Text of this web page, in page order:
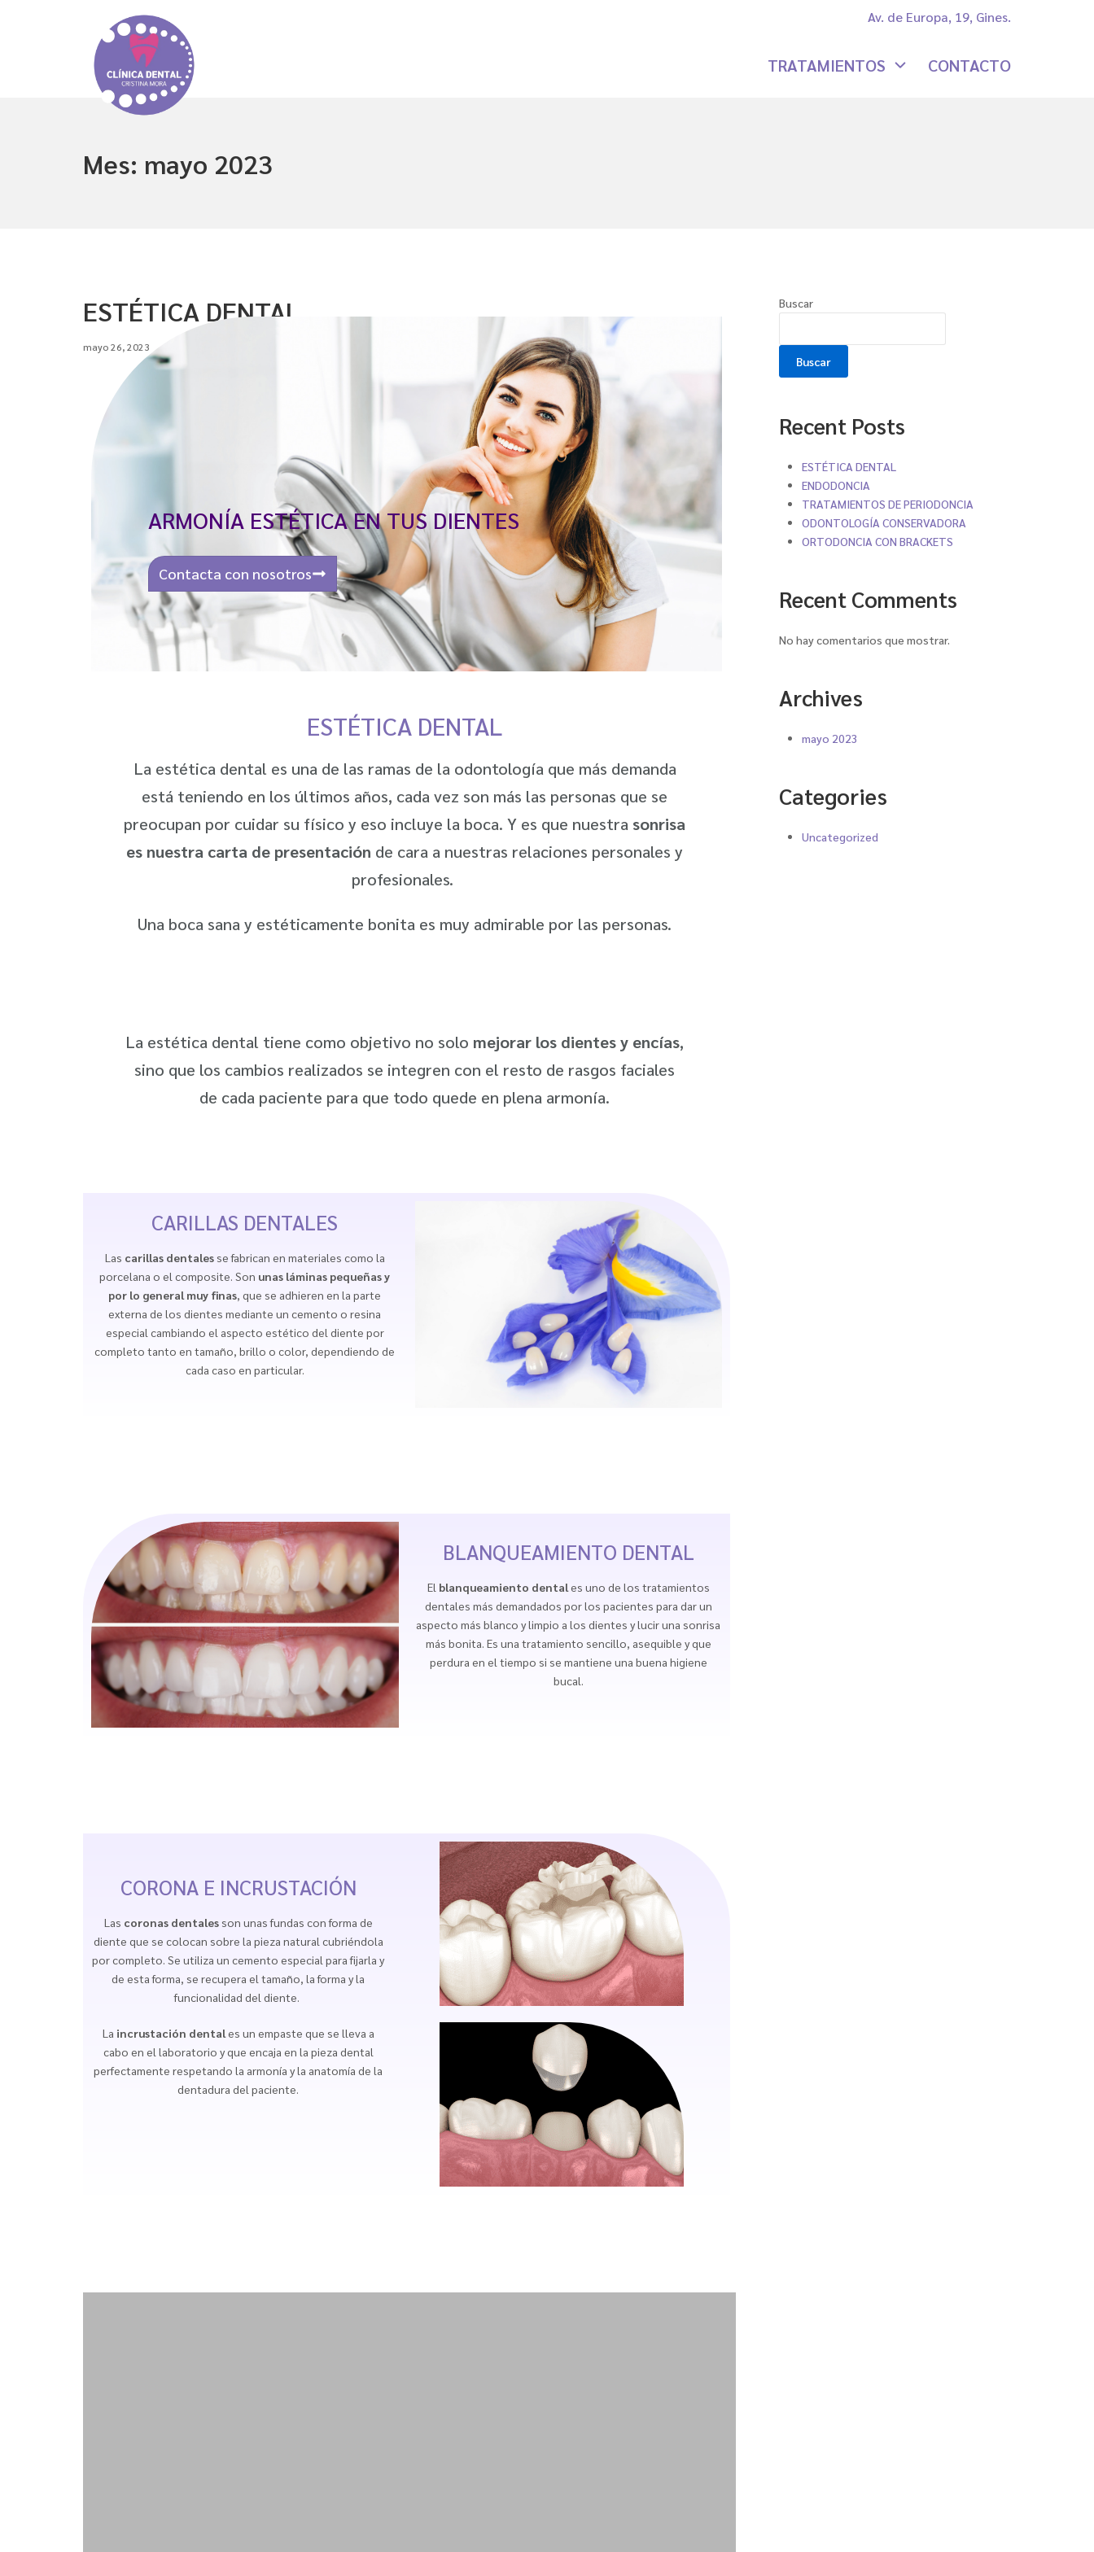
Av. de Europa, 19, Gines.
TRATAMIENTOS CONTACTO
Mes: mayo 2023
ESTÉTICA DENTAL
mayo 26, 2023
ARMONÍA ESTÉTICA EN TUS DIENTES
Contacta con nosotros
ESTÉTICA DENTAL
La estética dental es una de las ramas de la odontología que más demanda
está teniendo en los últimos años, cada vez son más las personas que se
preocupan por cuidar su físico y eso incluye la boca. Y es que nuestra sonrisa
es nuestra carta de presentación de cara a nuestras relaciones personales y
profesionales.
Una boca sana y estéticamente bonita es muy admirable por las personas.
La estética dental tiene como objetivo no solo mejorar los dientes y encías,
sino que los cambios realizados se integren con el resto de rasgos faciales
de cada paciente para que todo quede en plena armonía.
CARILLAS DENTALES
Las carillas dentalesse fabrican en materiales como la
porcelana o el composite. Son unas láminas pequeñas y
por lo general muy finas, que se adhieren en la parte
externa de los dientes mediante un cemento o resina
especial cambiando el aspecto estético del diente por
completo tanto en tamaño, brillo o color, dependiendo de
cada caso en particular.
BLANQUEAMIENTO DENTAL
El blanqueamiento dentales uno de los tratamientos
dentales más demandados por los pacientes para dar un
aspecto más blanco y limpio a los dientes y lucir una sonrisa
más bonita. Es una tratamiento sencillo, asequible y que
perdura en el tiempo si se mantiene una buena higiene
bucal.
CORONA E INCRUSTACIÓN
Las coronas dentalesson unas fundas con forma de
diente que se colocan sobre la pieza natural cubriéndola
por completo. Se utiliza un cemento especial para fijarla y
de esta forma, se recupera el tamaño, la forma y la
funcionalidad del diente.
La incrustación dentales un empaste que se lleva a
cabo en el laboratorio y que encaja en la pieza dental
perfectamente respetando la armonía y la anatomía de la
dentadura del paciente.
Buscar
Buscar
Recent Posts
ESTÉTICA DENTAL
ENDODONCIA
TRATAMIENTOS DE PERIODONCIA
ODONTOLOGÍA CONSERVADORA
ORTODONCIA CON BRACKETS
Recent Comments
No hay comentarios que mostrar.
Archives
mayo 2023
Categories
Uncategorized